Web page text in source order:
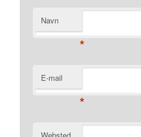
Navn
*
E-mail
*